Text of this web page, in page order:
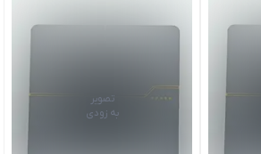
تصویر
به زودی